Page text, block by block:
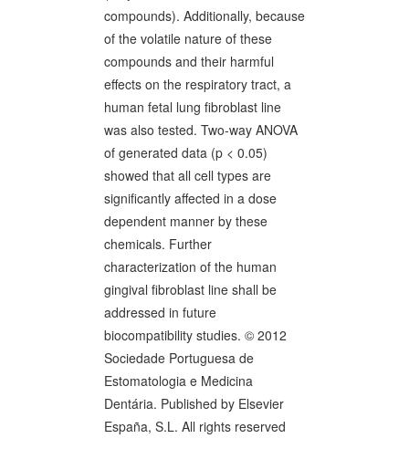
compounds). Additionally, because
of the volatile nature of these
compounds and their harmful
effects on the respiratory tract, a
human fetal lung fibroblast line
was also tested. Two-way ANOVA
of generated data (p < 0.05)
showed that all cell types are
significantly affected in a dose
dependent manner by these
chemicals. Further
characterization of the human
gingival fibroblast line shall be
addressed in future
biocompatibility studies. © 2012
Sociedade Portuguesa de
Estomatologia e Medicina
Dentária. Published by Elsevier
España, S.L. All rights reserved